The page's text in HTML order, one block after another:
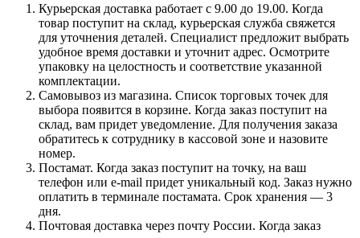
Курьерская доставка работает с 9.00 до 19.00. Когда
товар поступит на склад, курьерская служба свяжется
для уточнения деталей. Специалист предложит выбрать
удобное время доставки и уточнит адрес. Осмотрите
упаковку на целостность и соответствие указанной
комплектации.
Самовывоз из магазина. Список торговых точек для
выбора появится в корзине. Когда заказ поступит на
склад, вам придет уведомление. Для получения заказа
обратитесь к сотруднику в кассовой зоне и назовите
номер.
Постамат. Когда заказ поступит на точку, на ваш
телефон или e-mail придет уникальный код. Заказ нужно
оплатить в терминале постамата. Срок хранения — 3
дня.
Почтовая доставка через почту России. Когда заказ